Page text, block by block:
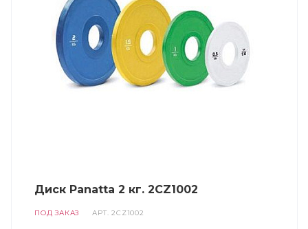
Диск Panatta 2 кг. 2CZ1002
ПОД ЗАКАЗ АРТ.2CZ1002